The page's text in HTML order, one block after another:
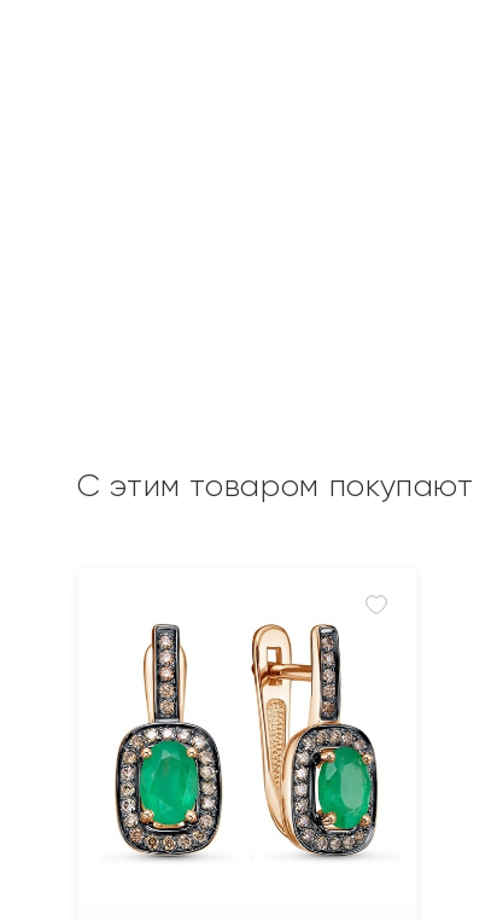
С этим товаром покупают